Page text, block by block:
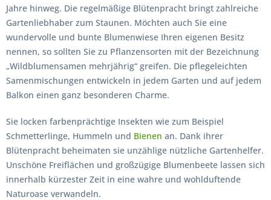
Jahre hinweg. Die regelmäßige Blütenpracht bringt zahlreiche
Gartenliebhaber zum Staunen. Möchten auch Sie eine
wundervolle und bunte Blumenwiese Ihren eigenen Besitz
nennen, so sollten Sie zu Pflanzensorten mit der Bezeichnung
„Wildblumensamen mehrjährig“ greifen. Die pflegeleichten
Samenmischungen entwickeln in jedem Garten und auf jedem
Balkon einen ganz besonderen Charme.
Sie locken farbenprächtige Insekten wie zum Beispiel
Schmetterlinge, Hummeln und Bienen an. Dank ihrer
Blütenpracht beheimaten sie unzählige nützliche Gartenhelfer.
Unschöne Freiflächen und großzügige Blumenbeete lassen sich
innerhalb kürzester Zeit in eine wahre und wohlduftende
Naturoase verwandeln.